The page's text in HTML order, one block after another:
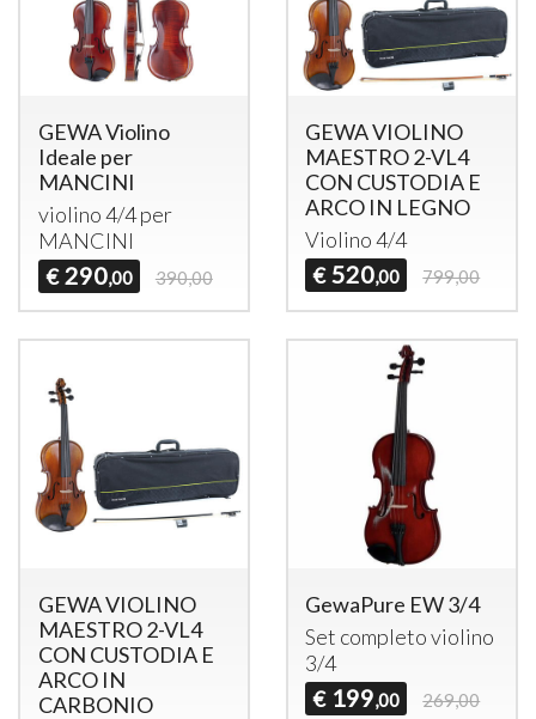
GEWA Violino
Ideale per
MANCINI
violino 4/4 per
MANCINI
€ 290,00 390,00
GEWA VIOLINO
MAESTRO 2-VL4
CON CUSTODIA E
ARCO IN LEGNO
Violino 4/4
€ 520,00 799,00
GEWA VIOLINO
MAESTRO 2-VL4
CON CUSTODIA E
ARCO IN
CARBONIO
GewaPure EW 3/4
Set completo violino
3/4
€ 199,00 269,00